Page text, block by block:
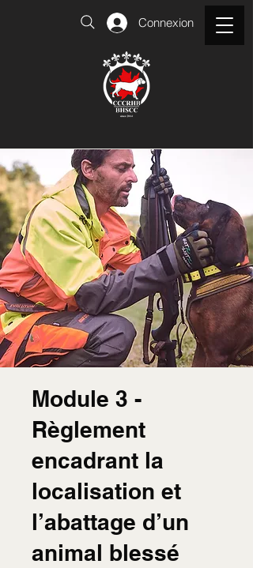
Connexion
Module 3 -
Règlement
encadrant la
localisation et
l’abattage d’un
animal blessé